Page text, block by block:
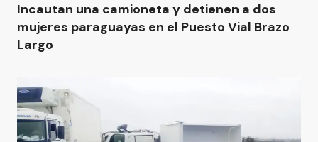
Incautan una camioneta y detienen a dos
mujeres paraguayas en el Puesto Vial Brazo
Largo